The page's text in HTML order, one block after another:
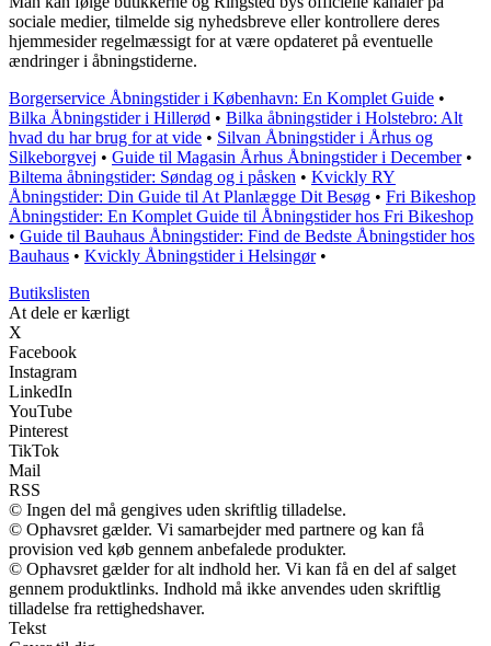
sociale medier, tilmelde sig nyhedsbreve eller kontrollere deres
hjemmesider regelmæssigt for at være opdateret på eventuelle
ændringer i åbningstiderne.
Borgerservice Åbningstider i København: En Komplet Guide •
Bilka Åbningstider i Hillerød • Bilka åbningstider i Holstebro: Alt
hvad du har brug for at vide • Silvan Åbningstider i Århus og
Silkeborgvej • Guide til Magasin Århus Åbningstider i December•
Biltema åbningstider: Søndag og i påsken • Kvickly RY
Åbningstider: Din Guide til At Planlægge Dit Besøg • Fri Bikeshop
Åbningstider: En Komplet Guide til Åbningstider hos Fri Bikeshop
• Guide til Bauhaus Åbningstider: Find de Bedste Åbningstider hos
Bauhaus • Kvickly Åbningstider i Helsingør•
Butikslisten
At dele er kærligt
X
Facebook
Instagram
LinkedIn
YouTube
Pinterest
TikTok
Mail
RSS
© Ingen del må gengives uden skriftlig tilladelse.
© Ophavsret gælder. Vi samarbejder med partnere og kan få
provision ved køb gennem anbefalede produkter.
© Ophavsret gælder for alt indhold her. Vi kan få en del af salget
gennem produktlinks. Indhold må ikke anvendes uden skriftlig
tilladelse fra rettighedshaver.
Tekst